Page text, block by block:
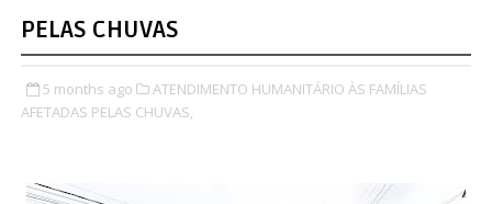
PELAS CHUVAS
5 months ago
ATENDIMENTO HUMANITÁRIO ÀS FAMÍLIAS
AFETADAS PELAS CHUVAS,